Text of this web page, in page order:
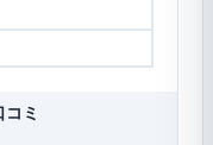
ミ